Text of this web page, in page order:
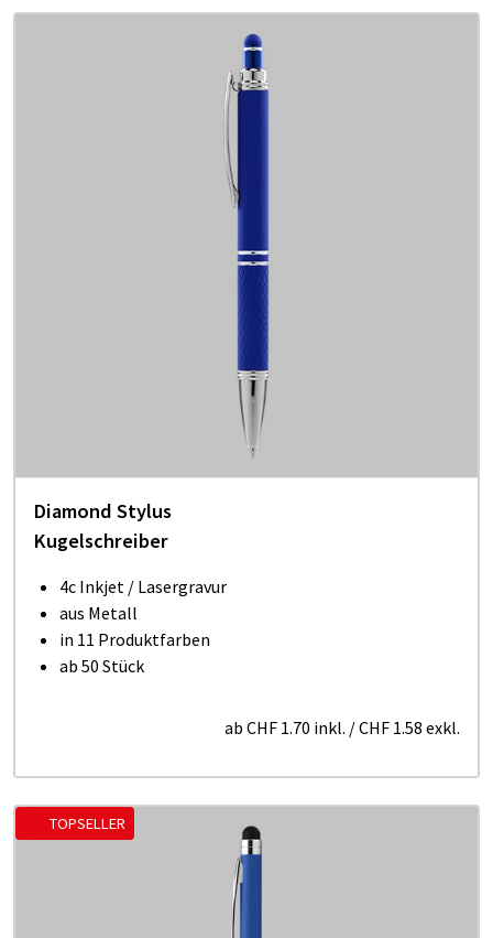
Diamond Stylus
Kugelschreiber
4c Inkjet / Lasergravur
aus Metall
in 11 Produktfarben
ab 50 Stück
ab CHF 1.70 inkl. /CHF 1.58 exkl.
TOPSELLER